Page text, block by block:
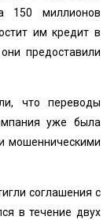
150 миллионов
им кредит в
предоставили
что переводы
уже была
мошенническими
соглашения с
в течение двух